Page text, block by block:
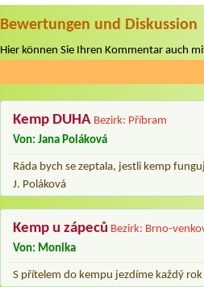
Bewertungen und Diskussion
Hier können Sie Ihren Kommentar auch
Kemp DUHA Bezirk: Příbram
Von: Jana Poláková
Ráda bych se zeptala, jestli kemp
J. Poláková
Kemp u zápeců Bezirk: Brno-
Von: Monika
S přítelem do kempu jezdíme každý